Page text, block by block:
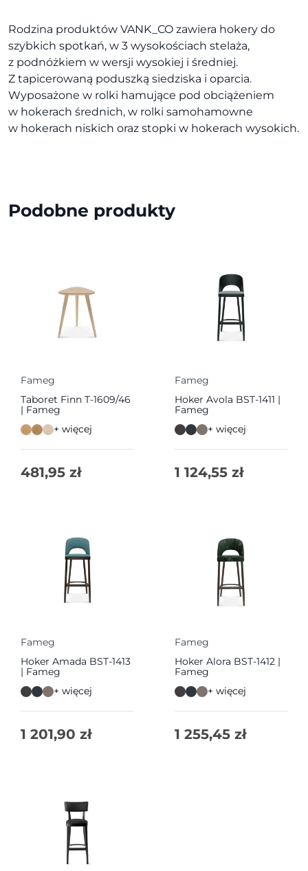
Rodzina produktów VANK_CO zawiera hokery do
szybkich spotkań, w 3 wysokościach stelaża,
z podnóżkiem w wersji wysokiej i średniej.
Z tapicerowaną poduszką siedziska i oparcia.
Wyposażone w rolki hamujące pod obciążeniem
w hokerach średnich, w rolki samohamowne
w hokerach niskich oraz stopki w hokerach wysokich.
Podobne produkty
Fameg
Taboret Finn T-1609/46
| Fameg
+ więcej
481,95 zł
Fameg
Hoker Avola BST-1411 |
Fameg
+ więcej
1 124,55 zł
Fameg
Hoker Amada BST-1413
| Fameg
+ więcej
1 201,90 zł
Fameg
Hoker Alora BST-1412 |
Fameg
+ więcej
1 255,45 zł